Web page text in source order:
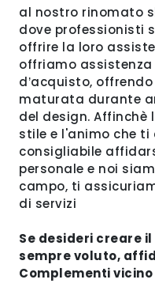
al nostro rinomato
dove professionisti
offrire la loro
offriamo assistenza
d’acquisto,
maturata durante
del design.
stile e l'animo che
consigliabile
personale e noi
campo, ti
di servizi
Se desideri creare
sempre voluto,
Complementi